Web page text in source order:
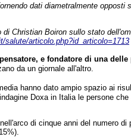
dati diametralmente
Christian Boiron sullo stato
salute/articolo.php?id_articolo=1713
e fondatore di una
da un giornale all'altro.
hanno dato ampio spazio ai
Doxa in Italia le persone
di cinque anni del numero